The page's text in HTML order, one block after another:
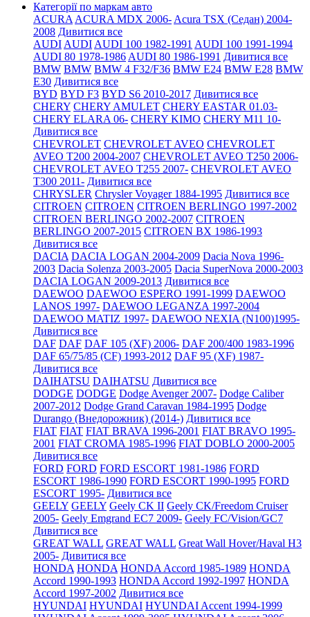
Категорії по маркам авто
ACURA ACURA MDX 2006- Acura TSX (Седан) 2004-
2008 Дивитися все
AUDI AUDI AUDI 100 1982-1991 AUDI 100 1991-1994
AUDI 80 1978-1986 AUDI 80 1986-1991 Дивитися все
BMW BMW BMW 4 F32/F36 BMW E24 BMW E28 BMW
E30 Дивитися все
BYD BYD F3 BYD S6 2010-2017 Дивитися все
CHERY CHERY AMULET CHERY EASTAR 01.03-
CHERY ELARA 06- CHERY KIMO CHERY M11 10-
Дивитися все
CHEVROLET CHEVROLET AVEO CHEVROLET
AVEO Т200 2004-2007 CHEVROLET AVEO Т250 2006-
CHEVROLET AVEO Т255 2007- CHEVROLET AVEO
Т300 2011- Дивитися все
CHRYSLER Chrysler Voyager 1884-1995 Дивитися все
CITROEN CITROEN CITROEN BERLINGO 1997-2002
CITROEN BERLINGO 2002-2007 CITROEN
BERLINGO 2007-2015 CITROEN BX 1986-1993
Дивитися все
DACIA DACIA LOGAN 2004-2009 Dacia Nova 1996-
2003 Dacia Solenza 2003-2005 Dacia SuperNova 2000-2003
DACIA LOGAN 2009-2013 Дивитися все
DAEWOO DAEWOO ESPERO 1991-1999 DAEWOO
LANOS 1997- DAEWOO LEGANZA 1997-2004
DAEWOO MATIZ 1997- DAEWOO NEXIA (N100)1995-
Дивитися все
DAF DAF DAF 105 (XF) 2006- DAF 200/400 1983-1996
DAF 65/75/85 (CF) 1993-2012 DAF 95 (XF) 1987-
Дивитися все
DAIHATSU DAIHATSU Дивитися все
DODGE DODGE Dodge Avenger 2007- Dodge Caliber
2007-2012 Dodge Grand Caravan 1984-1995 Dodge
Durango (Внедорожник) (2014-) Дивитися все
FIAT FIAT FIAT BRAVA 1996-2001 FIAT BRAVO 1995-
2001 FIAT CROMA 1985-1996 FIAT DOBLO 2000-2005
Дивитися все
FORD FORD FORD ESCORT 1981-1986 FORD
ESCORT 1986-1990 FORD ESCORT 1990-1995 FORD
ESCORT 1995- Дивитися все
GEELY GEELY Geely CK II Geely CK/Freedom Cruiser
2005- Geely Emgrand EC7 2009- Geely FC/Vision/GC7
Дивитися все
GREAT WALL GREAT WALL Great Wall Hover/Haval H3
2005- Дивитися все
HONDA HONDA HONDA Accord 1985-1989 HONDA
Accord 1990-1993 HONDA Accord 1992-1997 HONDA
Accord 1997-2002 Дивитися все
HYUNDAI HYUNDAI HYUNDAI Accent 1994-1999